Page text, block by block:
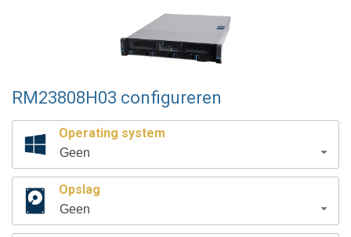
RM23808H03 configureren
Operating system
Geen
Opslag
Geen